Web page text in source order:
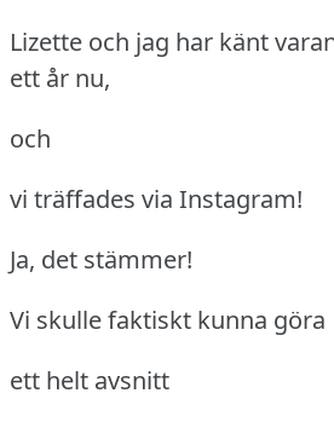
Lizette och jag har känt
ett år nu,
och
vi träffades via Instagram!
Ja, det stämmer!
Vi skulle faktiskt kunna göra
ett helt avsnitt